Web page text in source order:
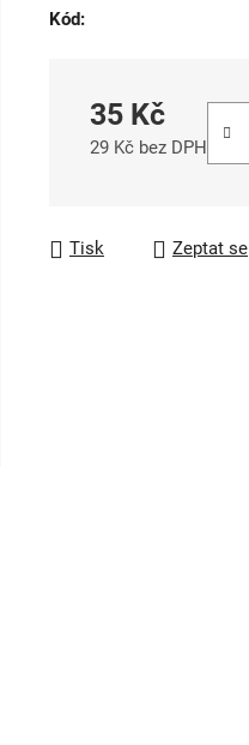
0,0
hvězdiček.
Kód:
35 Kč
29 Kč bez DPH
Tisk Zeptat se